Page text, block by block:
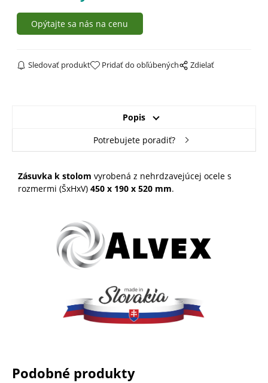
Opýtajte sa nás na cenu
Sledovať produkt Pridať do obľúbených Zdielať
Popis
Potrebujete poradiť?
Zásuvka k stolom vyrobená z nehrdzavejúcej ocele s
rozmermi (ŠxHxV) 450 x 190 x 520 mm.
Podobné produkty